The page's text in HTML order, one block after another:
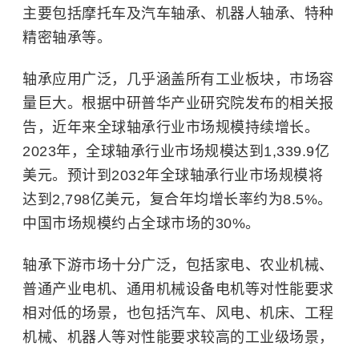
主要包括摩托车及汽车轴承、机器人轴承、特种
精密轴承等。
轴承应用广泛，几乎涵盖所有工业板块，市场容
量巨大。根据中研普华产业研究院发布的相关报
告，近年来全球轴承行业市场规模持续增长。
2023年，全球轴承行业市场规模达到1,339.9亿
美元。预计到2032年全球轴承行业市场规模将
达到2,798亿美元，复合年均增长率约为8.5%。
中国市场规模约占全球市场的30%。
轴承下游市场十分广泛，包括家电、农业机械、
普通产业电机、通用机械设备电机等对性能要求
相对低的场景，也包括汽车、风电、机床、工程
机械、机器人等对性能要求较高的工业级场景，